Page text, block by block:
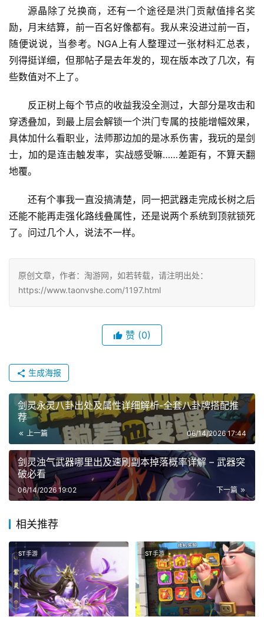
源晶除了兑换商，还有一个途径是洪门贡献值排名奖
励，月末结算，前一百名好像都有。我从来没进过前一百，
随便说说，当参考。NGA上有人整理过一张材料汇总表，
列得挺详细，但那帖子是去年发的，现在版本改了几次，有
些数值对不上了。
反正树上每个节点的收益我没全测过，大部分是攻击和
穿透叠加，到最上层会解锁一个洪门专属的技能增幅效果，
具体加什么看职业，法师那边加的是冰系伤害，我玩的是剑
士，加的是连击触发率，实战感受嘛……差距有，不算天翻
地覆。
还有个事我一直没搞清楚，同一把武器走完成长树之后
还能不能再走强化路线叠属性，还是说两个系统到顶就锁死
了。问过几个人，说法不一样。
原创文章，作者：淘游网，如若转载，请注明出处：
https://www.taonvshe.com/1197.html
赞 (0)
生成海报
剑灵永灵八卦出处及属性详细解析-全套八卦牌搭配推
荐
上一篇 06/14/2026 17:44
剑灵浊气武器哪里出及速刷副本掉落概率详解 – 武器突
破必看
下一篇
06/14/2026 19:02
相关推荐
ST手游 ST手游